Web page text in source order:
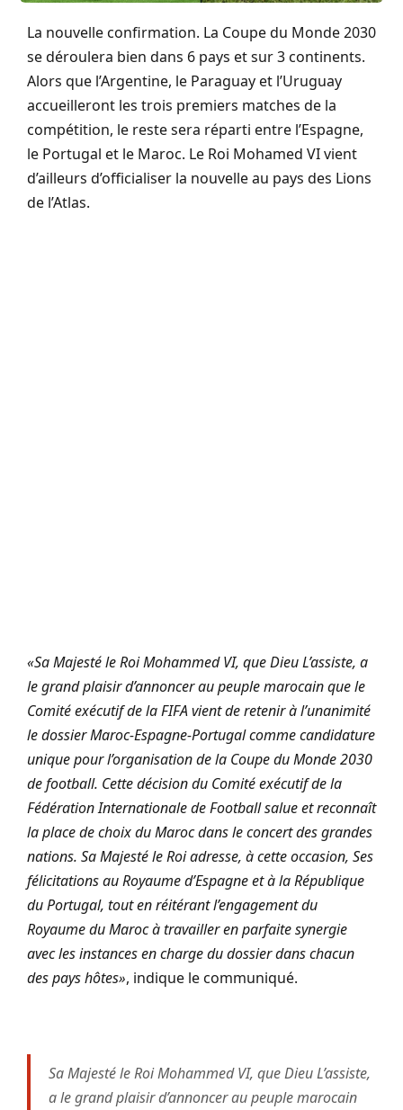
La nouvelle confirmation. La Coupe du Monde 2030
se déroulera bien dans 6 pays et sur 3 continents.
Alors que l’Argentine, le Paraguay et l’Uruguay
accueilleront les trois premiers matches de la
compétition, le reste sera réparti entre l’Espagne,
le Portugal et le Maroc. Le Roi Mohamed VI vient
d’ailleurs d’officialiser la nouvelle au pays des Lions
de l’Atlas.
«Sa Majesté le Roi Mohammed VI, que Dieu L’assiste, a
le grand plaisir d’annoncer au peuple marocain que le
Comité exécutif de la FIFA vient de retenir à l’unanimité
le dossier Maroc-Espagne-Portugal comme candidature
unique pour l’organisation de la Coupe du Monde 2030
de football. Cette décision du Comité exécutif de la
Fédération Internationale de Football salue et reconnaît
la place de choix du Maroc dans le concert des grandes
nations. Sa Majesté le Roi adresse, à cette occasion, Ses
félicitations au Royaume d’Espagne et à la République
du Portugal, tout en réitérant l’engagement du
Royaume du Maroc à travailler en parfaite synergie
avec les instances en charge du dossier dans chacun
des pays hôtes», indique le communiqué.
Sa Majesté le Roi Mohammed VI, que Dieu L’assiste,
a le grand plaisir d’annoncer au peuple marocain